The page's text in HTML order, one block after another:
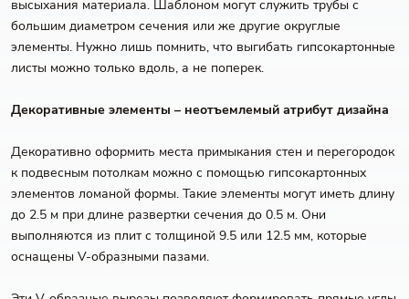
высыхания материала. Шаблоном могут служить трубы с
большим диаметром сечения или же другие округлые
элементы. Нужно лишь помнить, что выгибать гипсокартонные
листы можно только вдоль, а не поперек.
Декоративные элементы – неотъемлемый атрибут дизайна
Декоративно оформить места примыкания стен и перегородок
к подвесным потолкам можно с помощью гипсокартонных
элементов ломаной формы. Такие элементы могут иметь длину
до 2.5 м при длине развертки сечения до 0.5 м. Они
выполняются из плит с толщиной 9.5 или 12.5 мм, которые
оснащены V-образными пазами.